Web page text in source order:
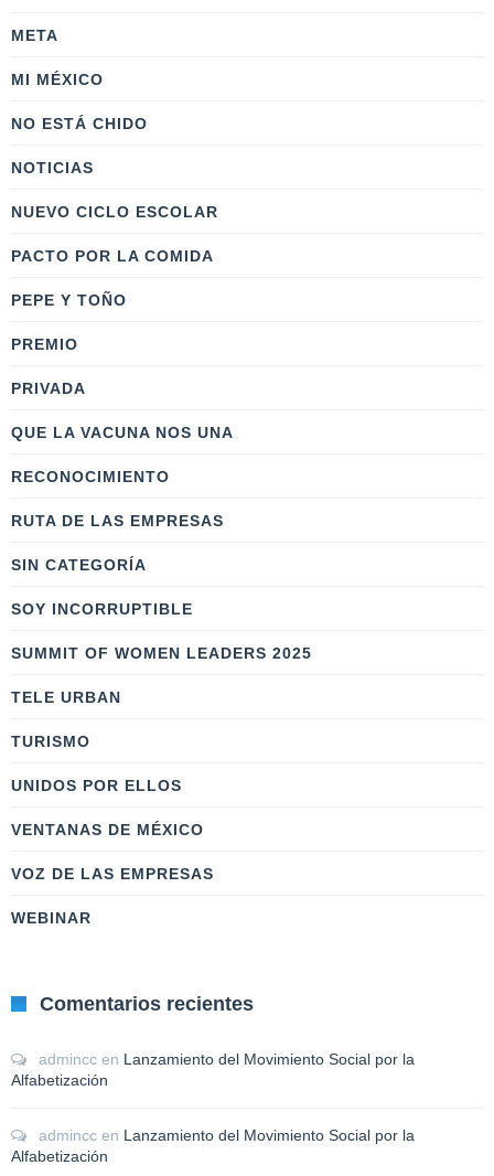
META
MI MÉXICO
NO ESTÁ CHIDO
NOTICIAS
NUEVO CICLO ESCOLAR
PACTO POR LA COMIDA
PEPE Y TOÑO
PREMIO
PRIVADA
QUE LA VACUNA NOS UNA
RECONOCIMIENTO
RUTA DE LAS EMPRESAS
SIN CATEGORÍA
SOY INCORRUPTIBLE
SUMMIT OF WOMEN LEADERS 2025
TELE URBAN
TURISMO
UNIDOS POR ELLOS
VENTANAS DE MÉXICO
VOZ DE LAS EMPRESAS
WEBINAR
Comentarios recientes
admincc en Lanzamiento del Movimiento Social por la
Alfabetización
admincc en Lanzamiento del Movimiento Social por la
Alfabetización